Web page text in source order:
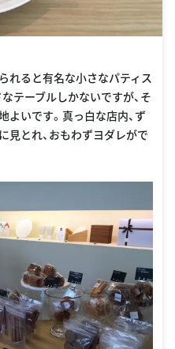
れると有名な小さなパティス
テーブルしかないですが、そ
いです。真っ白な店内、ず
見とれ、おもわずヨダレがで